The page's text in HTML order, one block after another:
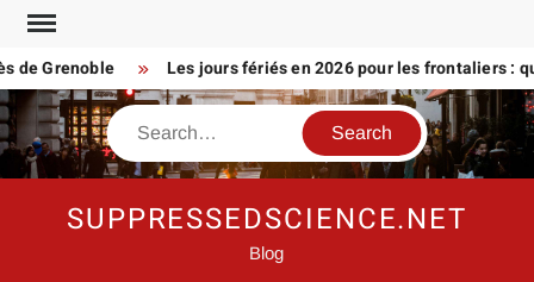
Skip
content
Grenoble Les jours fériés en 2026 pour les frontaliers : que
Search
SUPPRESSEDSCIENCE.NET
Blog